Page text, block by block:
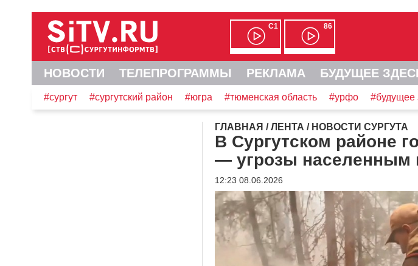
С1 86
НОВОСТИ ТЕЛЕПРОГРАММЫ РЕКЛАМА БУДУЩЕЕ
#сургут #сургутский район #югра #тюменская область #урфо #будущее
ГЛАВНАЯ /ЛЕНТА / НОВОСТИ СУРГУТА
В Сургутском районе
— угрозы населенным
12:23 08.06.2026
Видеоплеер